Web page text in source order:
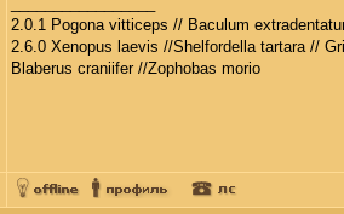
2.0.1 Pogona vitticeps // Baculum
2.6.0 Xenopus laevis //Shelfordella tartara //
Blaberus craniifer //Zophobas morio